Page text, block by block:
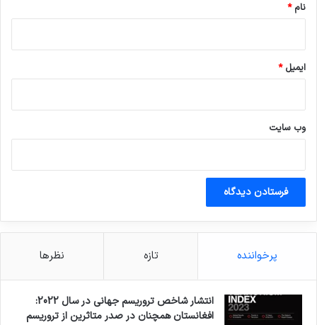
نام*
ایمیل*
وب‌ سایت
پرخواننده تازه نظرها
انتشار شاخص تروریسم جهانی در سال 2022:
افغانستان همچنان در صدر متاثرین از تروریسم